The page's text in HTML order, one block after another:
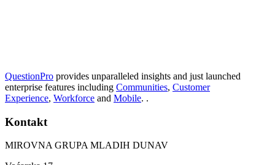
QuestionPro provides unparalleled insights and just launched
enterprise features including Communities, Customer
Experience, Workforce and Mobile. .
Kontakt
MIROVNA GRUPA MLADIH DUNAV